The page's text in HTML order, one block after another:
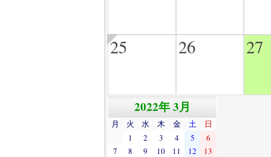
25 26 27
2022年 3月
月 火 水 木 金 土
日
1
2 3 4 5
6
7
8 9 10 11 12
13